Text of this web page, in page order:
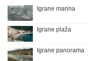
Igrane marina
Igrane plaža
Igrane panorama